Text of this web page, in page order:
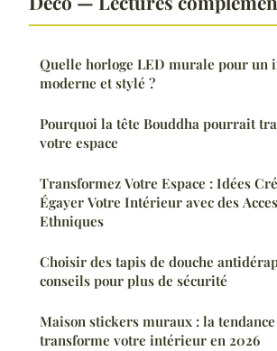
Quelle horloge LED murale pour un
moderne et stylé ?
Pourquoi la tête Bouddha pourrait
votre espace
Transformez Votre Espace : Idées Créatives pour
Égayer Votre Intérieur avec des
Ethniques
Choisir des tapis de douche
conseils pour plus de sécurité
Maison stickers muraux : la
transforme votre intérieur en 2026